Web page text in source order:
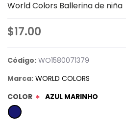
World Colors Ballerina de niña
$17.00
Código: WO1580071379
Marca: WORLD COLORS
COLOR * AZUL MARINHO